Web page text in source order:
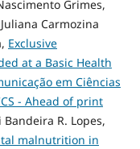
Grimes,
Carmozina
Exclusive
at a Basic Health
em Ciências
- Ahead of print
R. Lopes,
malnutrition in